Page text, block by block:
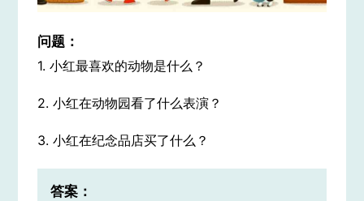
问题：
1. 小红最喜欢的动物是什么？
2. 小红在动物园看了什么表演？
3. 小红在纪念品店买了什么？
答案：